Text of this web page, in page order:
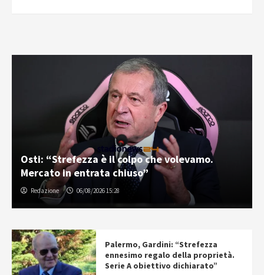
Osti: “Strefezza è il colpo che volevamo.
Mercato in entrata chiuso”
Redazione 06/08/2026 15:28
Palermo, Gardini: “Strefezza
ennesimo regalo della proprietà.
Serie A obiettivo dichiarato”